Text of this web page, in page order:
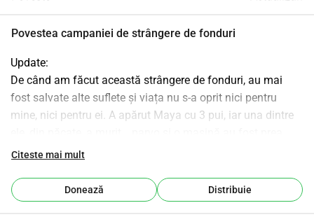
Povestea campaniei de strângere de fonduri
Update:
De când am făcut această strângere de fonduri, au mai
fost salvate alte suflete și viața nu s-a oprit nici pentru
mine, nici pentru ei. A apărut Maya cu 3 pui, iar una dintre
mult pentru un suflet atât de mic, a fost prea târziu pentru
face nimic. După, au apărut Hera și Roxi, ele au avut noroc,
iar cele 3 suflete sunt acum la casele lor, în siguranță. A
Citeste mai mult
Donează Distribuie